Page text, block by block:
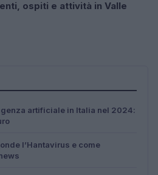
ospiti e attività in Valle
artificiale in Italia nel 2024:
l’Hantavirus e come